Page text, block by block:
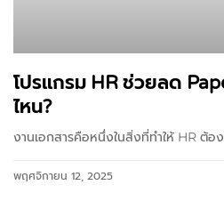
โปรแกรม HR ช่วยลด
ไหน?
งานเอกสารคือหนึ่งในสิ่งที่ทำให้ HR ต้อง
พฤศจิกายน 12, 2025